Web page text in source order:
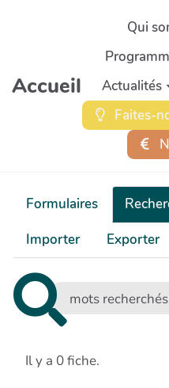
Aller au contenu principal
Accueil
Qui
Actualités
Faites-
Formulaires
Importer
Exporter
Il y a 0 fiche.